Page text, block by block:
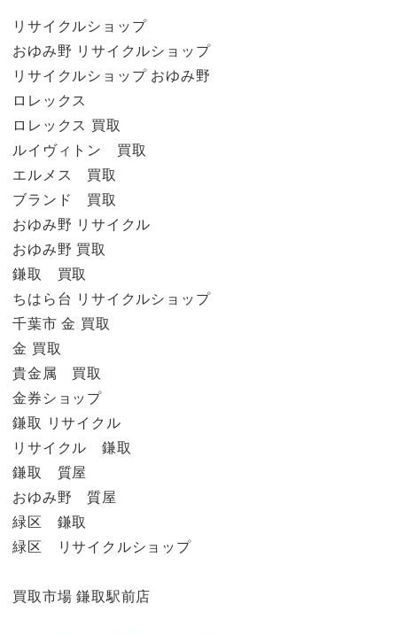
リサイクルショップ
おゆみ野 リサイクルショップ
リサイクルショップ おゆみ野
ロレックス
ロレックス 買取
ルイヴィトン 買取
エルメス 買取
ブランド 買取
おゆみ野 リサイクル
おゆみ野 買取
鎌取 買取
ちはら台 リサイクルショップ
千葉市 金 買取
金 買取
貴金属 買取
金券ショップ
鎌取 リサイクル
リサイクル 鎌取
鎌取 質屋
おゆみ野 質屋
緑区 鎌取
緑区 リサイクルショップ
買取市場 鎌取駅前店